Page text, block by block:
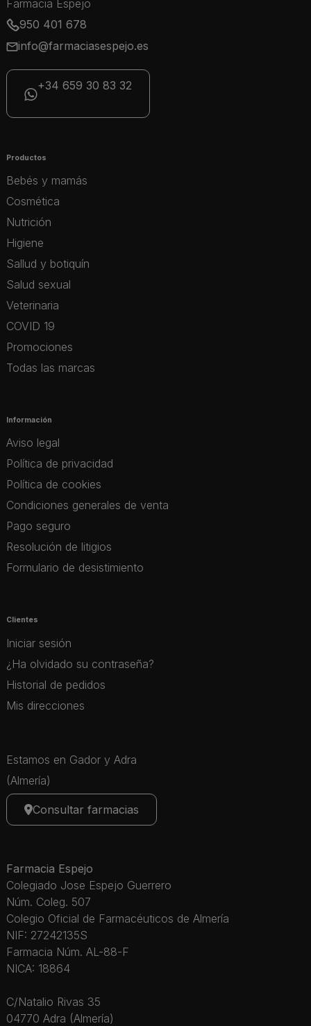
Farmacia Espejo
950 401 678
info@farmaciasespejo.es
+34 659 30 83 32
Productos
Bebés y mamás
Cosmética
Nutrición
Higiene
Sallud y botiquín
Salud sexual
Veterinaria
COVID 19
Promociones
Todas las marcas
Información
Aviso legal
Política de privacidad
Política de cookies
Condiciones generales de venta
Pago seguro
Resolución de litigios
Formulario de desistimiento
Clientes
Iniciar sesión
¿Ha olvidado su contraseña?
Historial de pedidos
Mis direcciones
Estamos en Gador y Adra
(Almería)
Consultar farmacias
Farmacia Espejo
Colegiado Jose Espejo Guerrero
Núm. Coleg. 507
Colegio Oficial de Farmacéuticos de Almería
NIF: 27242135S
Farmacia Núm. AL-88-F
NICA: 18864
C/Natalio Rivas 35
04770 Adra (Almería)